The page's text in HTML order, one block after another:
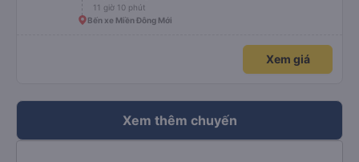
11 giờ 10 phút
Bến xe Miền Đông Mới
Xem giá
Xem thêm chuyến